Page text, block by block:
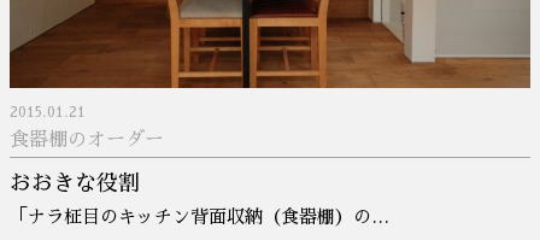
2015.01.21
食器棚のオーダー
おおきな役割
「ナラ柾目のキッチン背面収納（食器棚）の…